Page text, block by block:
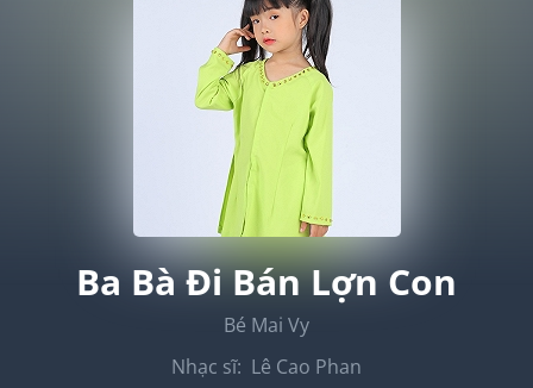
Ba Bà Đi Bán Lợn Con
Bé Mai Vy
Nhạc sĩ: Lê Cao Phan